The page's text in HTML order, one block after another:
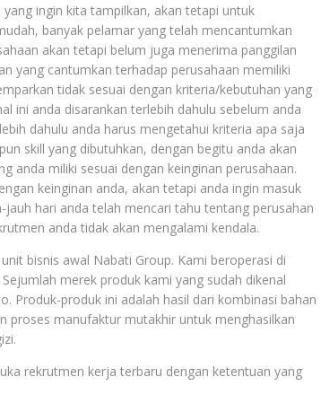
ingin kita tampilkan, akan tetapi untuk
banyak pelamar yang telah mencantumkan
akan tetapi belum juga menerima panggilan
yang cantumkan terhadap perusahaan memiliki
tidak sesuai dengan kriteria/kebutuhan yang
ini anda disarankan terlebih dahulu sebelum anda
dahulu anda harus mengetahui kriteria apa saja
skill yang dibutuhkan, dengan begitu anda akan
anda miliki sesuai dengan keinginan perusahaan.
keinginan anda, akan tetapi anda ingin masuk
hari anda telah mencari tahu tentang perusahan
anda tidak akan mengalami kendala.
bisnis awal Nabati Group. Kami beroperasi di
merek produk kami yang sudah dikenal
Produk-produk ini adalah hasil dari kombinasi bahan
proses manufaktur mutakhir untuk menghasilkan
rekrutmen kerja terbaru dengan ketentuan yang